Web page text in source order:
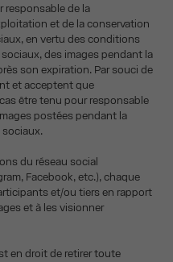
responsable de la
et de la conservation
en vertu des conditions
des images pendant la
son expiration. Par souci de
et acceptent que
être tenu pour responsable
postées pendant la
du réseau social
Facebook, etc.), chaque
et/ou tiers en rapport
et à les visionner
en droit de retirer toute